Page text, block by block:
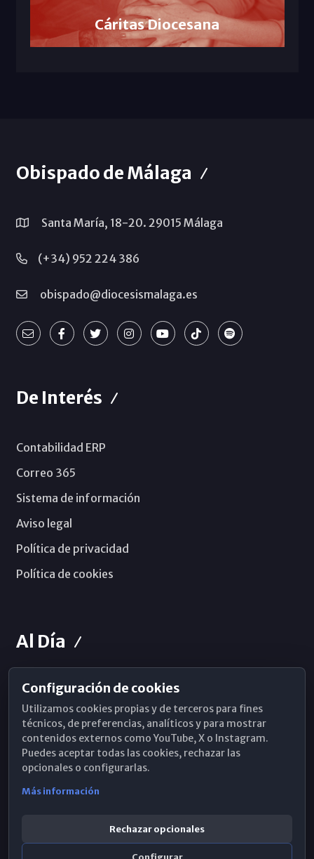
Cáritas Diocesana
Obispado de Málaga
Santa María, 18-20. 29015 Málaga
(+34) 952 224 386
obispado@diocesismalaga.es
De Interés
Contabilidad ERP
Correo 365
Sistema de información
Aviso legal
Política de privacidad
Política de cookies
Al Día
Horarios de Misa
Hemeroteca
WhatsApp
Configuración de cookies
Utilizamos cookies propias y de terceros para fines
técnicos, de preferencias, analíticos y para mostrar
contenidos externos como YouTube, X o Instagram.
Puedes aceptar todas las cookies, rechazar las
opcionales o configurarlas.
Más información
Rechazar opcionales